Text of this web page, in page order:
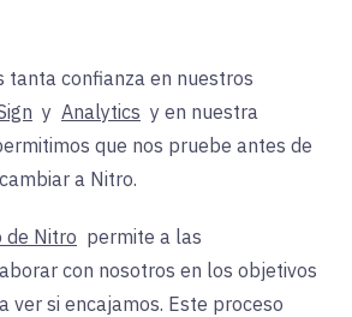
tanta confianza en nuestros
y Analytics y en nuestra
que nos pruebe antes de
a Nitro.
de Nitro permite a las
con nosotros en los objetivos
ver si encajamos. Este proceso